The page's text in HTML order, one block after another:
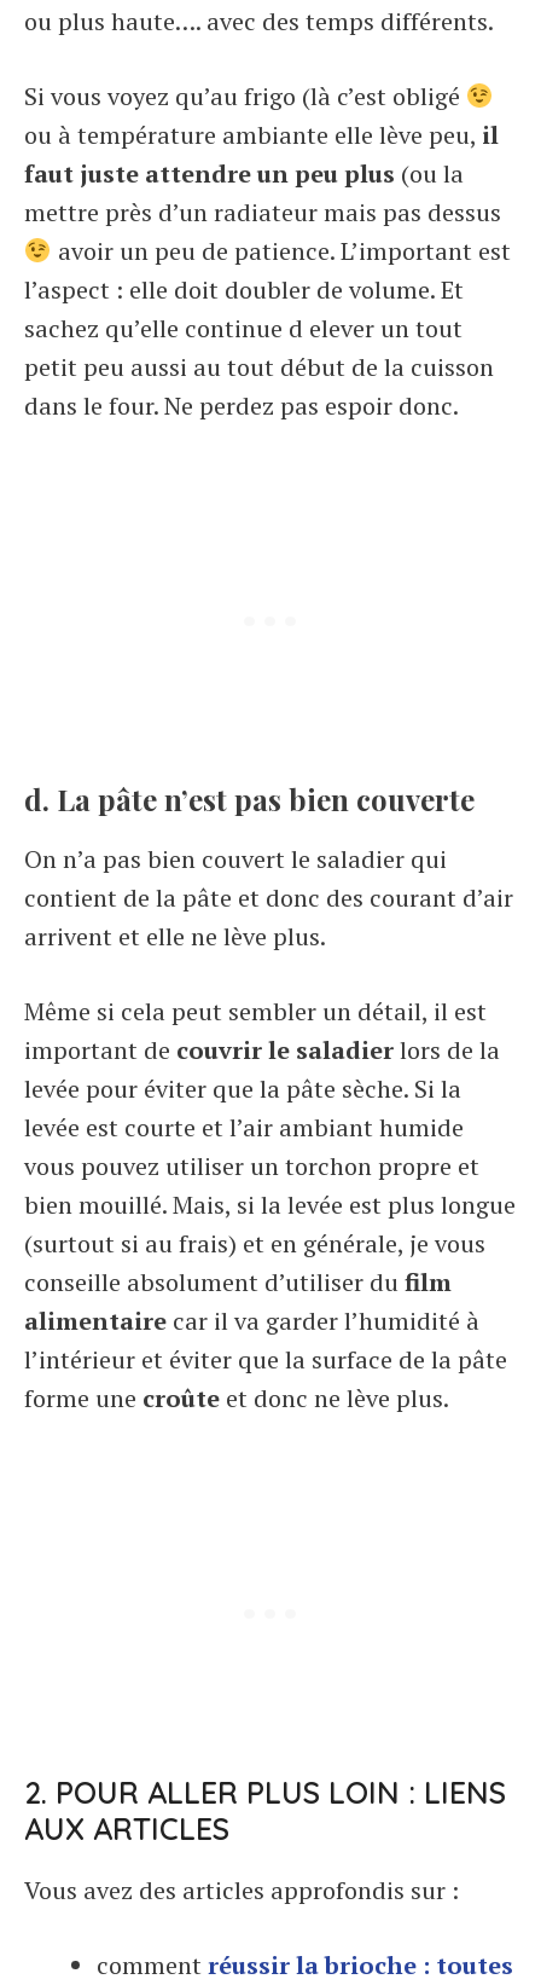
ou plus haute…. avec des temps différents.
Si vous voyez qu’au frigo (là c’est obligé
ou à température ambiante elle lève peu, il
faut juste attendre un peu plus (ou la
mettre près d’un radiateur mais pas dessus
avoir un peu de patience. L’important est
l’aspect : elle doit doubler de volume. Et
sachez qu’elle continue d elever un tout
petit peu aussi au tout début de la cuisson
dans le four. Ne perdez pas espoir donc.
d. La pâte n’est pas bien couverte
On n’a pas bien couvert le saladier qui
contient de la pâte et donc des courant d’air
arrivent et elle ne lève plus.
Même si cela peut sembler un détail, il est
important de couvrir le saladierlors de la
levée pour éviter que la pâte sèche. Si la
levée est courte et l’air ambiant humide
vous pouvez utiliser un torchon propre et
bien mouillé. Mais, si la levée est plus longue
(surtout si au frais) et en générale, je vous
conseille absolument d’utiliser du film
alimentaire car il va garder l’humidité à
l’intérieur et éviter que la surface de la pâte
forme une croûte et donc ne lève plus.
2. POUR ALLER PLUS LOIN : LIENS
AUX ARTICLES
Vous avez des articles approfondis sur :
comment réussir la brioche : toutes